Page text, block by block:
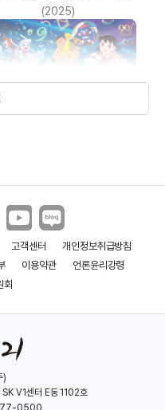
그림이야기
(2025)
판 도라에몽: 진구의 지구
고객센터
개인정보취급방침
이용약관
언론윤리강령
회
)
SK V1센터 E동 1102호
0500